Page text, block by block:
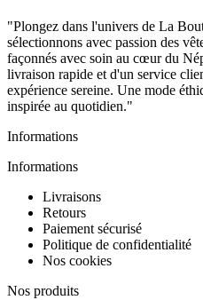
"Plongez dans l'univers de La
sélectionnons avec passion des
façonnés avec soin au cœur du
livraison rapide et d'un service
expérience sereine. Une mode
inspirée au quotidien."
Informations
Informations
Livraisons
Retours
Paiement sécurisé
Politique de confidentialité
Nos cookies
Nos produits